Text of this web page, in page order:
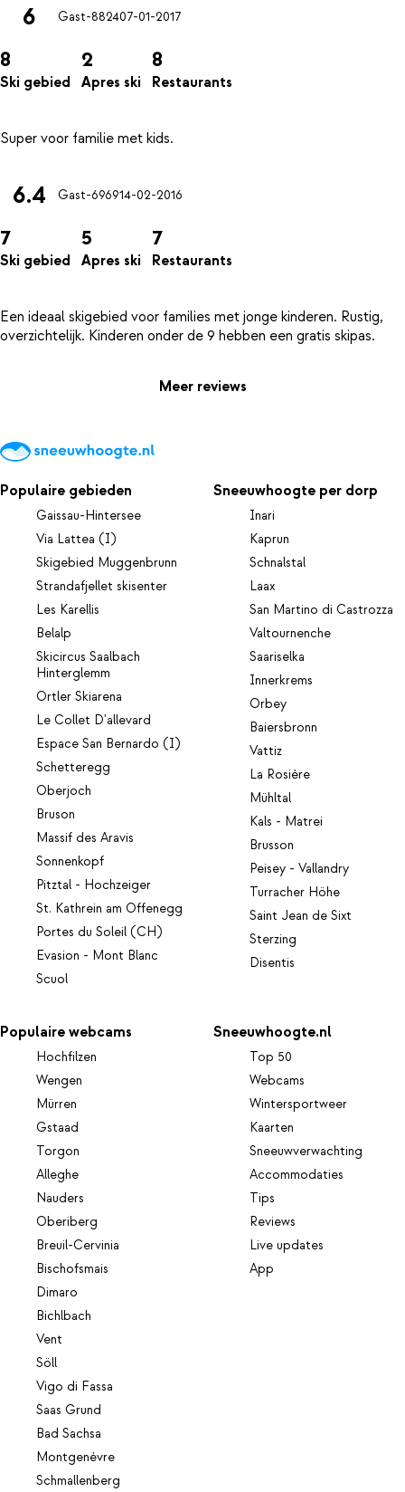
6 Gast-882407-01-2017
8
Ski gebied
2
Apres ski
8
Restaurants
6.4 Gast-696914-02-2016
7
Ski gebied
5
Apres ski
7
Restaurants
Een ideaal skigebied voor families met jonge kinderen. Rustig,
Meer reviews
Populaire gebieden
Gaissau-Hintersee
Via Lattea (I)
Skigebied Muggenbrunn
Strandafjellet skisenter
Les Karellis
Belalp
Skicircus Saalbach
Hinterglemm
Ortler Skiarena
Le Collet D'allevard
Espace San Bernardo (I)
Schetteregg
Oberjoch
Bruson
Massif des Aravis
Sonnenkopf
Pitztal - Hochzeiger
St. Kathrein am Offenegg
Portes du Soleil (CH)
Evasion - Mont Blanc
Scuol
Sneeuwhoogte per dorp
Inari
Kaprun
Schnalstal
Laax
San Martino di Castrozza
Valtournenche
Saariselka
Innerkrems
Orbey
Baiersbronn
Vattiz
La Rosière
Mühltal
Kals - Matrei
Brusson
Peisey - Vallandry
Turracher Höhe
Saint Jean de Sixt
Sterzing
Disentis
Populaire webcams
Hochfilzen
Wengen
Mürren
Gstaad
Torgon
Alleghe
Nauders
Oberiberg
Breuil-Cervinia
Bischofsmais
Dimaro
Bichlbach
Vent
Söll
Vigo di Fassa
Saas Grund
Bad Sachsa
Montgenèvre
Schmallenberg
Sneeuwhoogte.nl
Top 50
Webcams
Wintersportweer
Kaarten
Sneeuwverwachting
Accommodaties
Tips
Reviews
Live updates
App